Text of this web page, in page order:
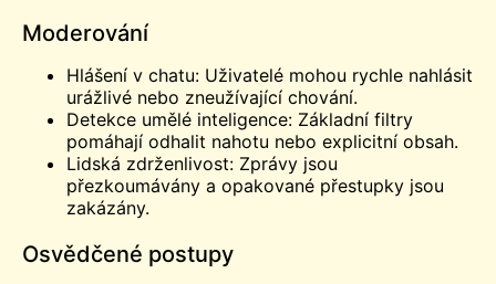
Moderování
Hlášení v chatu: Uživatelé mohou rychle nahlásit
urážlivé nebo zneužívající chování.
Detekce umělé inteligence: Základní filtry
pomáhají odhalit nahotu nebo explicitní obsah.
Lidská zdrženlivost: Zprávy jsou
přezkoumávány a opakované přestupky jsou
zakázány.
Osvědčené postupy